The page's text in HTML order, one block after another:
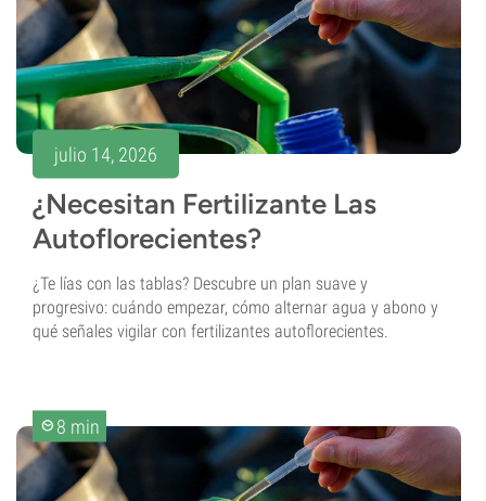
julio 14, 2026
¿Necesitan Fertilizante Las
Autoflorecientes?
¿Te lías con las tablas? Descubre un plan suave y
progresivo: cuándo empezar, cómo alternar agua y abono y
qué señales vigilar con fertilizantes autoflorecientes.
8 min